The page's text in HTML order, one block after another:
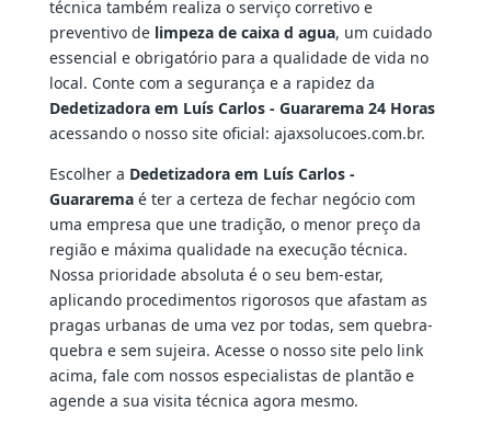
técnica também realiza o serviço corretivo e
preventivo de limpeza de caixa d agua, um cuidado
essencial e obrigatório para a qualidade de vida no
local. Conte com a segurança e a rapidez da
Dedetizadora em Luís Carlos - Guararema 24 Horas
acessando o nosso site oficial: ajaxsolucoes.com.br.
Escolher a Dedetizadora em Luís Carlos -
Guararemaé ter a certeza de fechar negócio com
uma empresa que une tradição, o menor preço da
região e máxima qualidade na execução técnica.
Nossa prioridade absoluta é o seu bem-estar,
aplicando procedimentos rigorosos que afastam as
pragas urbanas de uma vez por todas, sem quebra-
quebra e sem sujeira. Acesse o nosso site pelo link
acima, fale com nossos especialistas de plantão e
agende a sua visita técnica agora mesmo.